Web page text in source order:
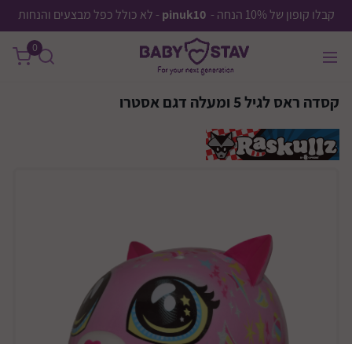
קבלו קופון של 10% הנחה - pinuk10 - לא כולל כפל מבצעים והנחות
0
קסדה ראס לגיל 5 ומעלה דגם אסטרו